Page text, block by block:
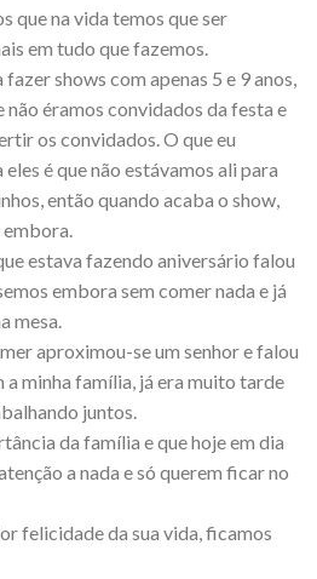
que na vida temos que ser
em tudo que fazemos.
shows com apenas 5 e 9 anos,
não éramos convidados da festa e
os convidados. O que eu
é que não estávamos ali para
então quando acaba o show,
estava fazendo aniversário falou
embora sem comer nada e já
mesa.
aproximou-se um senhor e falou
minha família, já era muito tarde
juntos.
da família e que hoje em dia
a nada e só querem ficar no
felicidade da sua vida, ficamos